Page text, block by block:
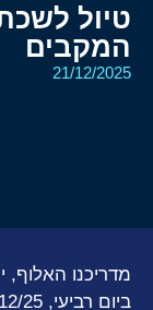
טיול
המקבים
21/12/2025
מדריכנו